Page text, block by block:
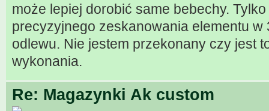
może lepiej dorobić same bebechy.
precyzyjnego zeskanowania elementu w
odlewu. Nie jestem przekonany czy jest
wykonania.
Re: Magazynki Ak custom